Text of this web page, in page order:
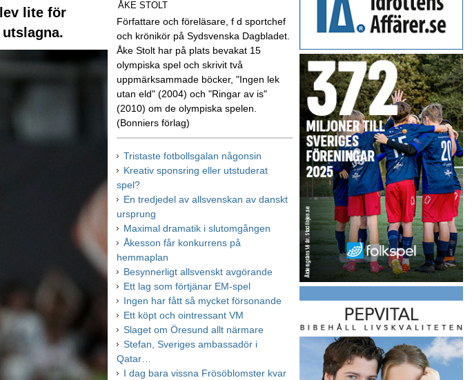
lite för
ÅKE STOLT
Författare och föreläsare, f d sportchef
och krönikör på Sydsvenska Dagbladet.
Åke Stolt har på plats bevakat 15
olympiska spel och skrivit två
uppmärksammade böcker, "Ingen lek
utan eld" (2004) och "Ringar av is"
(2010) om de olympiska spelen.
(Bonniers förlag)
Tristaste fotbollsgalan någonsin
Kreativ sponsring eller utstuderat
spel?
En tredjedel av allsvenskan av danskt
ursprung
Maximal dramatik i slutomgången
Åkesson får konkurrens på
hemmaplan
Besynnerligt allsvenskt avgörande
Ett lag som förtjänar EM-spel
Ingen har fått så mycket försonande
Ett köpt och ointressant VM
Slaget om Öresund allt närmare
Stefan, Sveriges ambassadör i
Qatar…
I dag bara vissna Frösöblomster kvar